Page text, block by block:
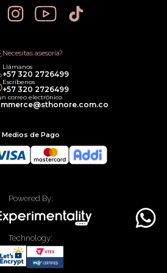
Cards asesoría?
Llámanos
‎+57 320 2726499
Escríbenos
‎+57 320 2726499
correo electrónico
Medios de Pago
Powered By:
Technology: